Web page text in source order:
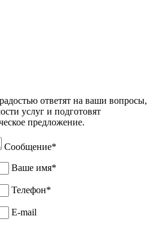
ответят на ваши вопросы,
услуг и подготовят
предложение.
Сообщение*
Ваше имя*
Телефон*
E-mail